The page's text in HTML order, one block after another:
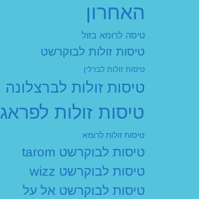
האחרון
טיסה לרומא בזול
טיסות זולות לבוקרשט
טיסות זולות לברלין
טיסות זולות לברצלונה
טיסות זולות לפראג
טיסות זולות לרומא
טיסות לבוקרשט tarom
טיסות לבוקרשט wizz
טיסות לבוקרשט אל על